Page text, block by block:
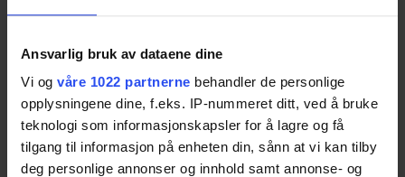
Ansvarlig bruk av dataene dine
Vi og våre 1022 partnerne behandler de personlige
opplysningene dine, f.eks. IP-nummeret ditt, ved å bruke
teknologi som informasjonskapsler for å lagre og få
tilgang til informasjon på enheten din, sånn at vi kan tilby
deg personlige annonser og innhold samt annonse- og
Resultatet er basert på
Pris fra1 290,-
77
Creative Sound Blaster Roar 2